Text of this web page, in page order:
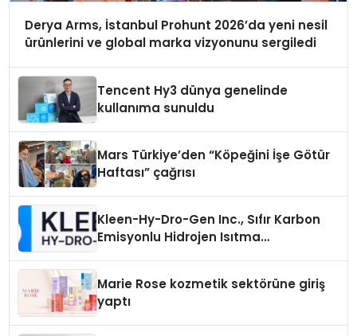
Derya Arms, İstanbul Prohunt 2026’da yeni nesil
ürünlerini ve global marka vizyonunu sergiledi
Tencent Hy3 dünya genelinde
kullanıma sunuldu
Mars Türkiye’den “Köpeğini İşe Götür
Haftası” çağrısı
Kleen-Hy-Dro-Gen Inc., Sıfır Karbon
Emisyonlu Hidrojen Isıtma
Marie Rose kozmetik sektörüne giriş
yaptı